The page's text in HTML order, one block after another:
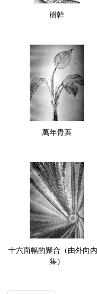
樹幹
萬年青葉
十六面幅的聚合（由外向
集）